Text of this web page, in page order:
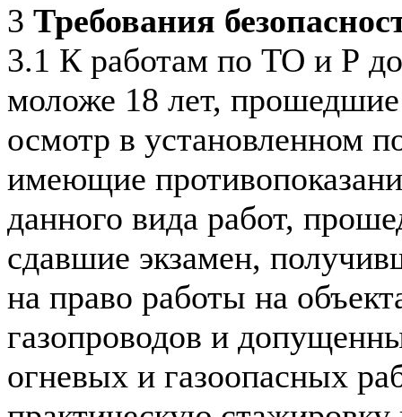
3 Требования
3.1 К работам по ТО и Р
моложе 18 лет,
осмотр в установленном
имеющие
данного вида работ,
сдавшие экзамен,
на право работы на
газопроводов и
огневых и газоопасных